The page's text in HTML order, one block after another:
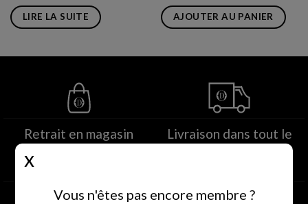
LIRE LA SUITE AJOUTER AU PANIER
Retrait en magasin
dans les deux heures
suivant la commande
Livraison dans tout le
Vous n'êtes pas encore membre ?